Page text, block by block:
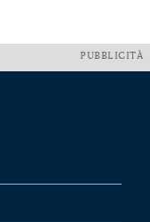
PUBBLICITÀ